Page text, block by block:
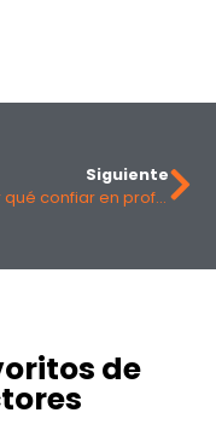
Siguiente
¿Por qué confiar en profesionales para los montajes industriales?
de